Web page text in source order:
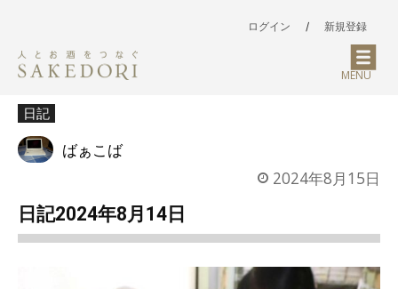
ログイン / 新規登録
MENU
日記
ばぁこば
2024年8月15日
日記2024年8月14日